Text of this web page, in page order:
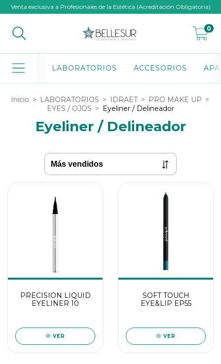
Venta exclusiva a Profesionales de la Estética (Acreditación Obligatoria)
0
LABORATORIOS ACCESORIOS
Inicio > LABORATORIOS > IDRAET > PRO MAKE UP >
EYES / OJOS > Eyeliner / Delineador
Eyeliner / Delineador
PRECISION LIQUID
EYELINER 10
VER
SOFT TOUCH
EYE&LIP EP55
VER